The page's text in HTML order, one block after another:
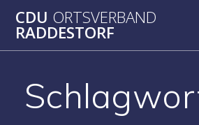
CDU ORTSVERBAND
RADDESTORF